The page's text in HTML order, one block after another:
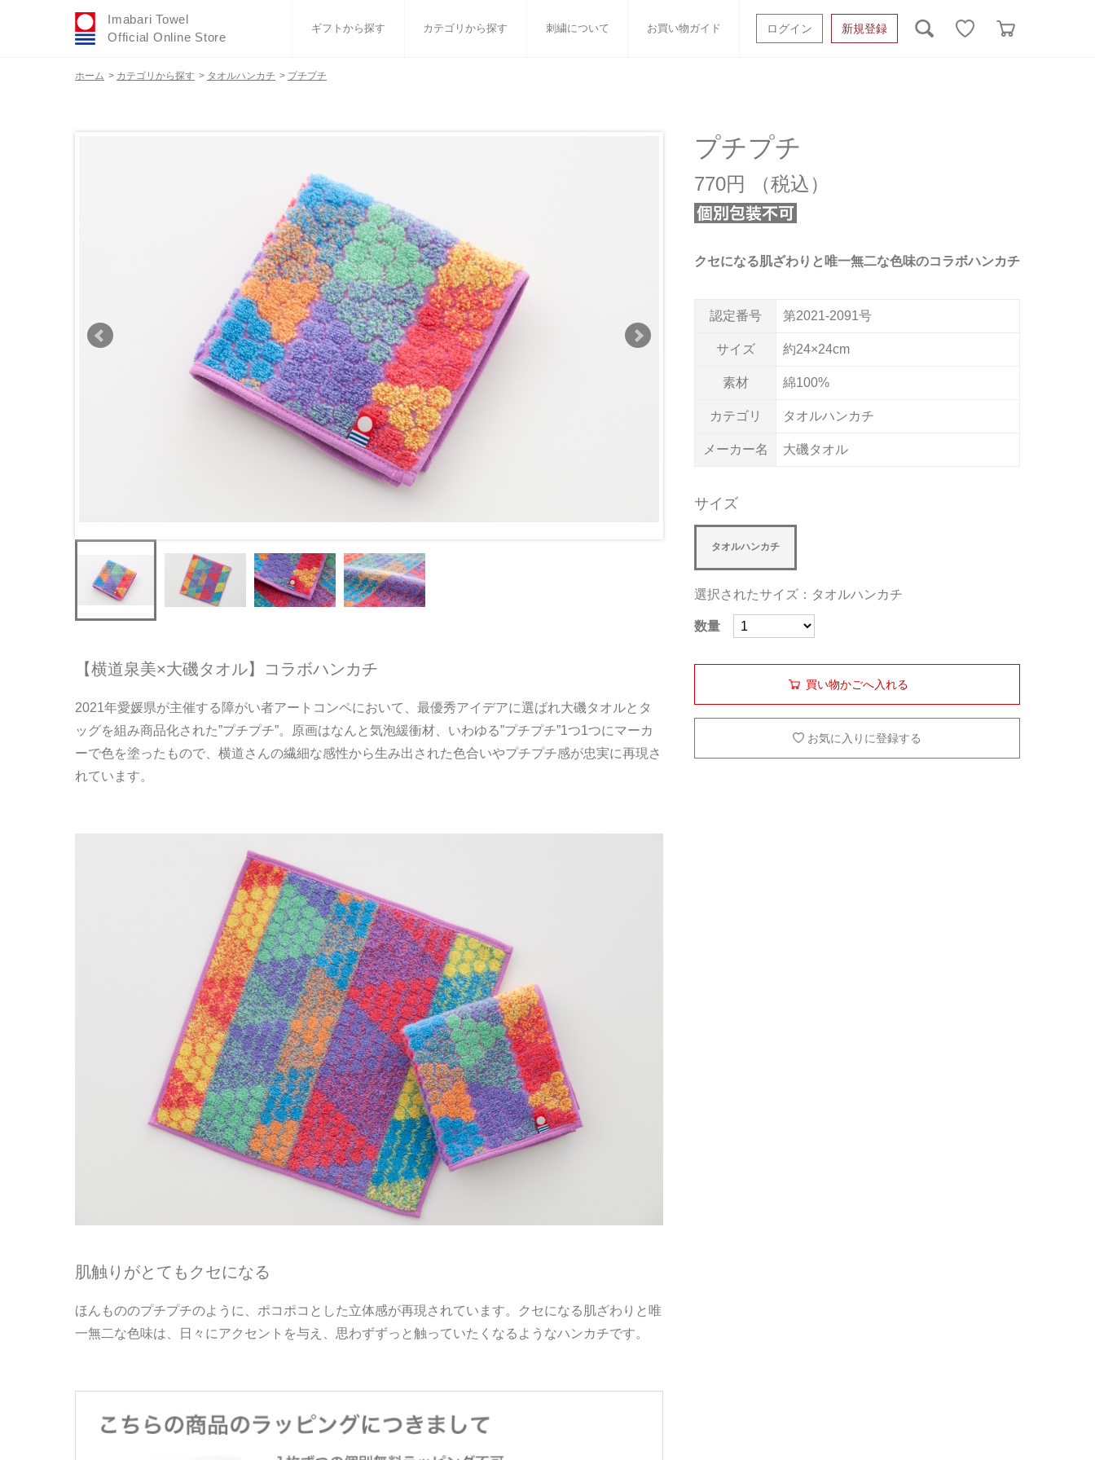
Imabari Towel
Official Online Store
ギフトから探す カテゴリから探す 刺繍について お買い物ガイド ログイン 新規登録
オーガニック
衣類
バスグッズ
ホーム > カテゴリから探す > タオルハンカチ > プチプチ
【横道泉美×大磯タオル】コラボハンカチ
2021年愛媛県が主催する障がい者アートコンペにおいて、最優秀アイデアに選ばれ大磯タオルとタ
ッグを組み商品化された”プチプチ”。原画はなんと気泡緩衝材、いわゆる”プチプチ”1つ1つにマーカ
ーで色を塗ったもので、横道さんの繊細な感性から生み出された色合いやプチプチ感が忠実に再現さ
れています。
肌触りがとてもクセになる
ほんもののプチプチのように、ポコポコとした立体感が再現されています。クセになる肌ざわりと唯
一無二な色味は、日々にアクセントを与え、思わずずっと触っていたくなるようなハンカチです。
クセになる肌ざわりと唯一無二な色味のコラボハンカチ
プチプチ
770円
認定番号 第2021-2091号
サイズ 約24×24cm
素材 綿100%
カテゴリ タオルハンカチ
メーカー名 大磯タオル
サイズ
タオルハンカチ
選択されたサイズ：タオルハンカチ
数量
買い物かごへ入れる
お気に入りに登録する